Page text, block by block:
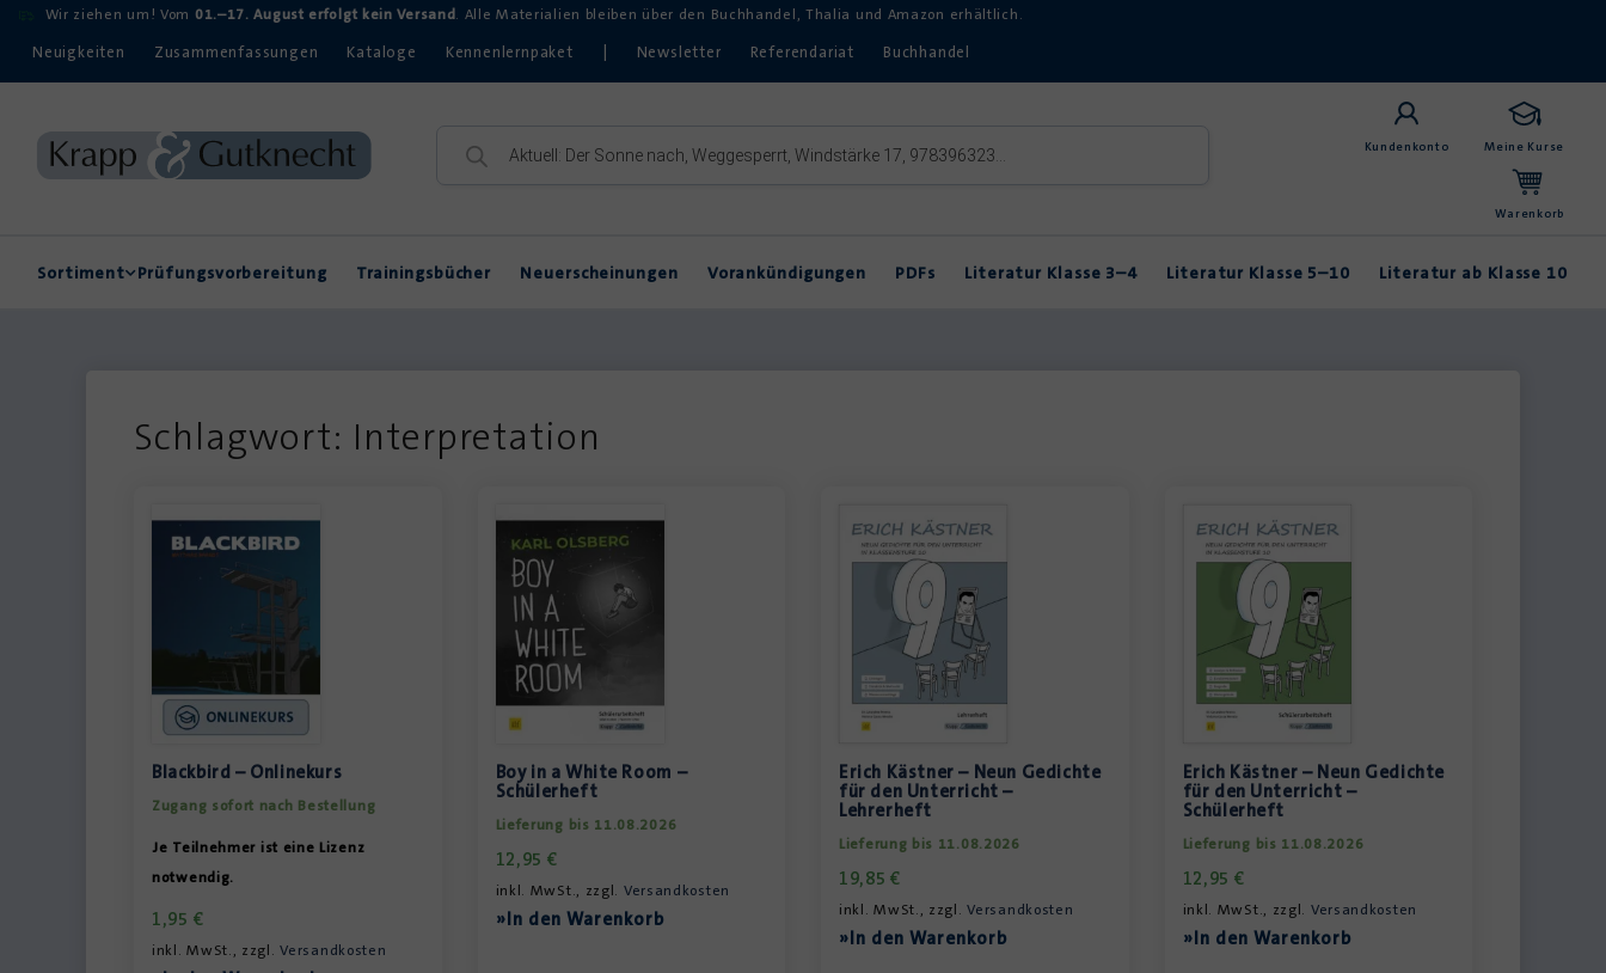
Wir ziehen um! Vom 01.–17. August erfolgt kein Versand. Alle Materialien bleiben über den Buchhandel, Thalia und Amazon erhältlich.
Neuigkeiten Zusammenfassungen Kataloge Kennenlernpaket Newsletter Referendariat Buchhandel
Kundenkonto Meine Kurse
Warenkorb
Sortiment Prüfungsvorbereitung Trainingsbücher Neuerscheinungen Vorankündigungen PDFs Literatur Klasse 3–4 Literatur Klasse 5–10 Literatur ab Klasse 10
Schlagwort: Interpretation
Blackbird – Onlinekurs
Zugang sofort nach Bestellung
Je Teilnehmer ist eine Lizenz
notwendig.
1,95 €
inkl. MwSt., zzgl.Versandkosten
Boy in a White Room –
Schülerheft
Lieferung bis 11.08.2026
12,95 €
inkl. MwSt., zzgl. Versandkosten
»In den Warenkorb
Erich Kästner – Neun Gedichte
für den Unterricht –
Lehrerheft
Lieferung bis 11.08.2026
19,85€
inkl. MwSt., zzgl.Versandkosten
»In den Warenkorb
Erich Kästner – Neun Gedichte
für den Unterricht –
Schülerheft
Lieferung bis 11.08.2026
12,95 €
inkl. MwSt., zzgl. Versandkosten
»In den Warenkorb